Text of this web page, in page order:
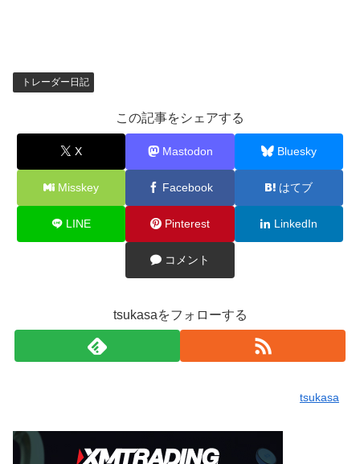
トレーダー日記
この記事をシェアする
X Mastodon Bluesky
Misskey Facebook はてブ
LINE Pinterest LinkedIn
コメント
tsukasaをフォローする
tsukasa